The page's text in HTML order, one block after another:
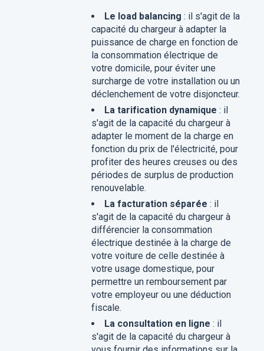
Le load balancing : il s'agit de la
capacité du chargeur à adapter la
puissance de charge en fonction de
la consommation électrique de
votre domicile, pour éviter une
surcharge de votre installation ou un
déclenchement de votre disjoncteur.
La tarification dynamique : il
s'agit de la capacité du chargeur à
adapter le moment de la charge en
fonction du prix de l'électricité, pour
profiter des heures creuses ou des
périodes de surplus de production
renouvelable.
La facturation séparée : il
s'agit de la capacité du chargeur à
différencier la consommation
électrique destinée à la charge de
votre voiture de celle destinée à
votre usage domestique, pour
permettre un remboursement par
votre employeur ou une déduction
fiscale.
La consultation en ligne : il
s'agit de la capacité du chargeur à